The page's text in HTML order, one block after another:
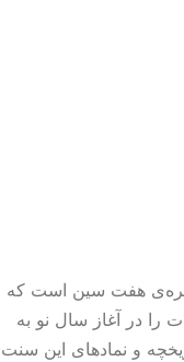
سفره‌ی هفت سین است که
را در آغاز سال نو به
و نمادهای این سنت